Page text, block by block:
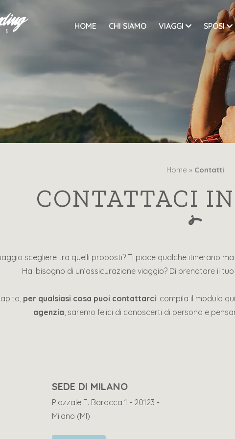
HOME CHI SIAMO VIAGGI SPOSI
Home » Contatti
CONTATTACI
scegliere tra quelli proposti? Ti piace qualche itinerario
Hai bisogno di un’assicurazione viaggio? Di prenotare il
per qualsiasi cosa puoi contattarci: compila il modulo
agenzia, saremo felici di conoscerti di persona e
SEDE DI MILANO
Piazzale F. Baracca 1 - 20123 -
Milano (MI)